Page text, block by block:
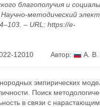
благополучия и
методический
– URL: https://e-
12010 Автор: А. В.
эмпирических
Поиск
в связи с